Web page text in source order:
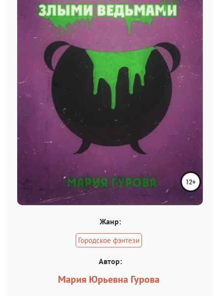
Жанр:
Городское фэнтези
Автор:
Мария Юрьевна Гурова